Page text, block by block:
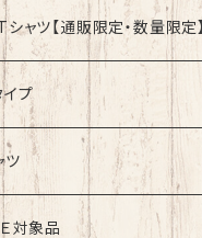
ャツ【通販限定・数量限定】
イプ
ルタイプ
イプ
ツ
対象品